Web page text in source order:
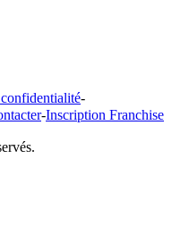
-
-Inscription Franchise